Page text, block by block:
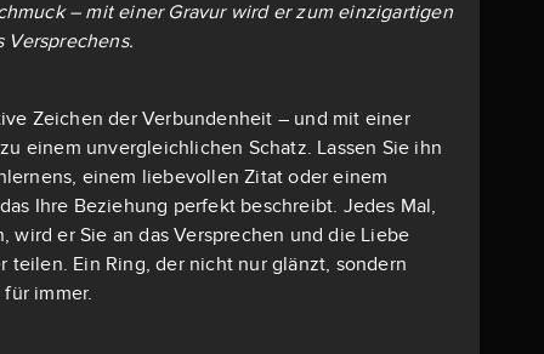
– mit einer Gravur wird er zum einzigartigen
Versprechens.
Zeichen der Verbundenheit – und mit einer
einem unvergleichlichen Schatz. Lassen Sie ihn
einem liebevollen Zitat oder einem
Ihre Beziehung perfekt beschreibt. Jedes Mal,
wird er Sie an das Versprechen und die Liebe
teilen. Ein Ring, der nicht nur glänzt, sondern
immer.